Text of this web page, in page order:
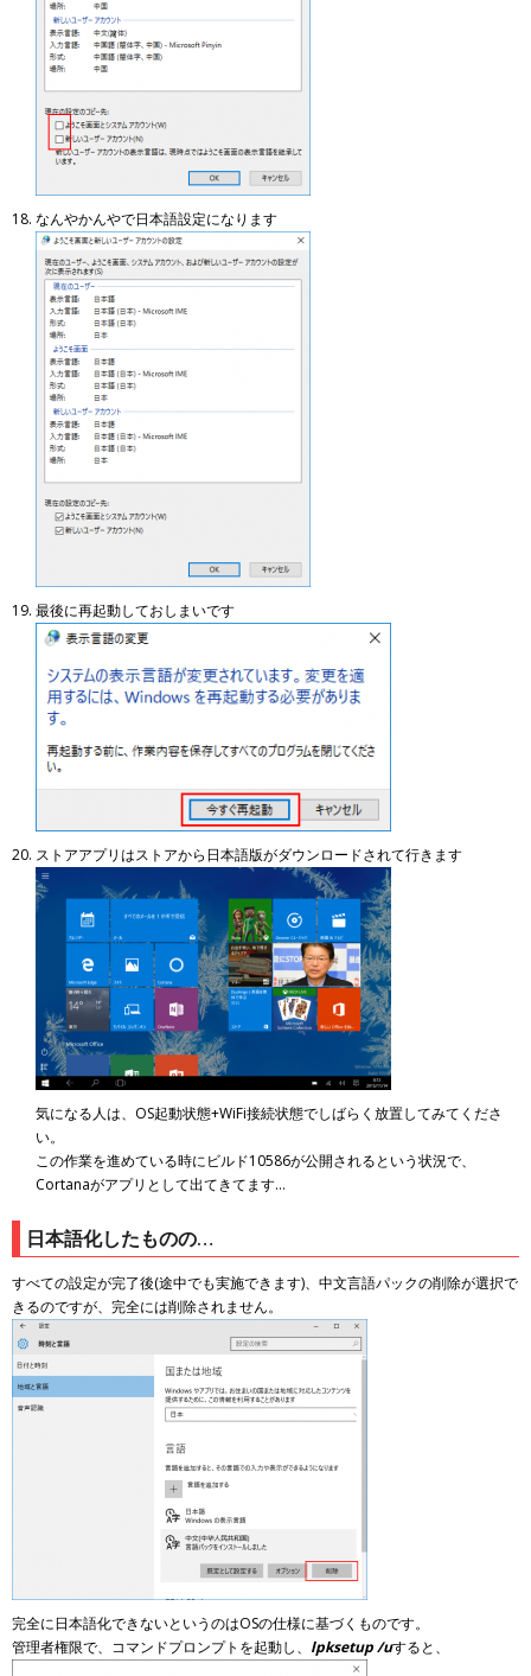
なんやかんやで日本語設定になります
最後に再起動しておしまいです
ストアアプリはストアから日本語版がダウンロードされて行きます
気になる人は、OS起動状態+WiFi接続状態でしばらく放置してみてくださ
い。
この作業を進めている時にビルド10586が公開されるという状況で、
Cortanaがアプリとして出てきてます…
日本語化したものの…
すべての設定が完了後(途中でも実施できます)、中文言語パックの削除が選択で
きるのですが、完全には削除されません。
完全に日本語化できないというのはOSの仕様に基づくものです。
管理者権限で、コマンドプロンプトを起動し、 lpksetup /uすると、